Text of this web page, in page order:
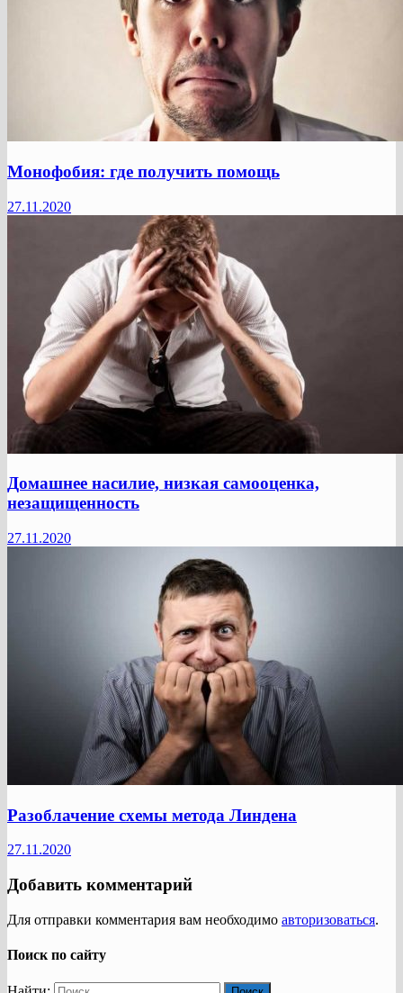
Монофобия: где получить помощь
27.11.2020
Домашнее насилие, низкая самооценка,
незащищенность
27.11.2020
Разоблачение схемы метода Линдена
27.11.2020
Добавить комментарий
Для отправки комментария вам необходимо авторизоваться.
Поиск по сайту